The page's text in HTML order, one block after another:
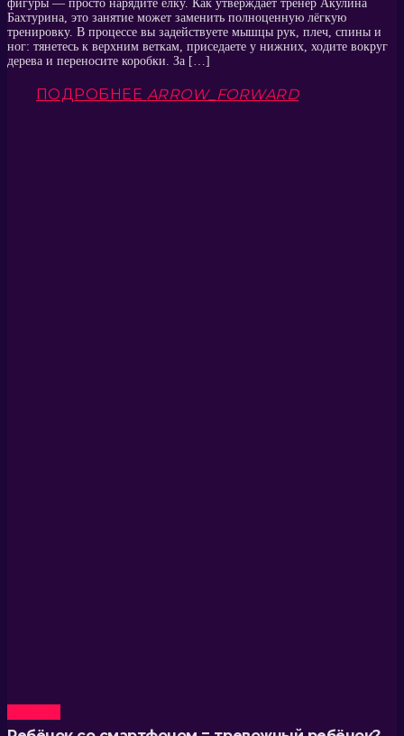
фигуры — просто нарядите ёлку. Как утверждает тренер Акулина
Бахтурина, это занятие может заменить полноценную лёгкую
тренировку. В процессе вы задействуете мышцы рук, плеч, спины и
ног: тянетесь к верхним веткам, приседаете у нижних, ходите вокруг
дерева и переносите коробки. За […]
ПОДРОБНЕЕ ARROW_FORWARD